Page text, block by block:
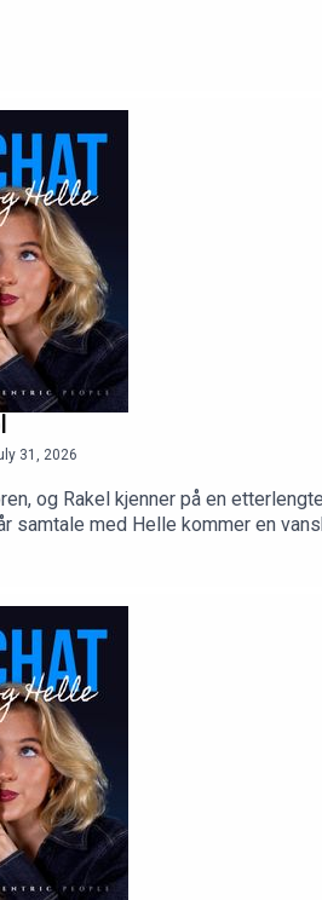
31, 2026
og Rakel kjenner på en
samtale med Helle kommer en